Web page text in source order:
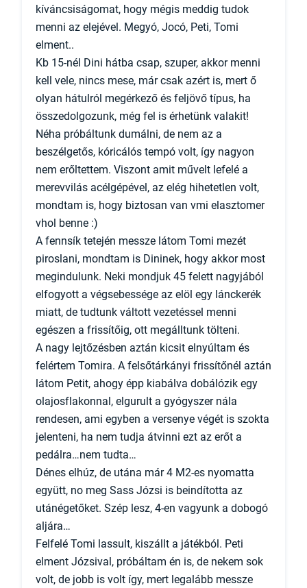
kíváncsiságomat, hogy mégis meddig tudok
menni az elejével. Megyó, Jocó, Peti, Tomi
elment..
Kb 15-nél Dini hátba csap, szuper, akkor menni
kell vele, nincs mese, már csak azért is, mert ő
olyan hátulról megérkező és feljövő típus, ha
összedolgozunk, még fel is érhetünk valakit!
Néha próbáltunk dumálni, de nem az a
beszélgetős, kóricálós tempó volt, így nagyon
nem erőltettem. Viszont amit művelt lefelé a
merevvilás acélgépével, az elég hihetetlen volt,
mondtam is, hogy biztosan van vmi elasztomer
vhol benne :)
A fennsík tetején messze látom Tomi mezét
piroslani, mondtam is Dininek, hogy akkor most
megindulunk. Neki mondjuk 45 felett nagyjából
elfogyott a végsebessége az elöl egy lánckerék
miatt, de tudtunk váltott vezetéssel menni
egészen a frissítőig, ott megálltunk tölteni.
A nagy lejtőzésben aztán kicsit elnyúltam és
felértem Tomira. A felsőtárkányi frissítőnél aztán
látom Petit, ahogy épp kiabálva dobálózik egy
olajosflakonnal, elgurult a gyógyszer nála
rendesen, ami egyben a versenye végét is szokta
jelenteni, ha nem tudja átvinni ezt az erőt a
pedálra…nem tudta…
Dénes elhúz, de utána már 4 M2-es nyomatta
együtt, no meg Sass Józsi is beindította az
utánégetőket. Szép lesz, 4-en vagyunk a dobogó
aljára…
Felfelé Tomi lassult, kiszállt a játékból. Peti
elment Józsival, próbáltam én is, de nekem sok
volt, de jobb is volt így, mert legalább messze